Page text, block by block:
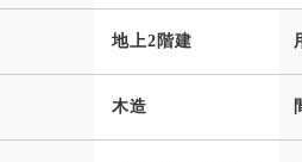
地上2階建
木造